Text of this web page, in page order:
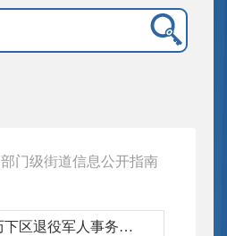
部门级街道信息公开指南
历下区退役军人事务局政府信息公开指南